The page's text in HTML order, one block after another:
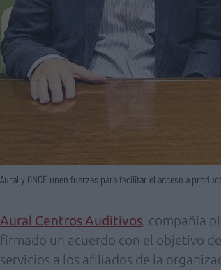
Aural y ONCE unen fuerzas para facilitar el acceso a
Aural Centros Auditivos, compañía
firmado un acuerdo con el objetivo
servicios a los afiliados de la